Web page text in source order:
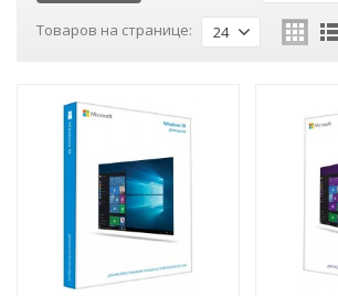
Товаров на странице: 24